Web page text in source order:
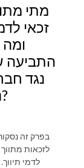
מתי
זכאי
התביעה
נגד
נירוואנה?
בפרק זה
לזכאות
לדמי